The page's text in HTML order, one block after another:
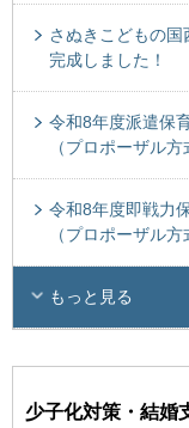
さぬきこどもの
完成しました！
令和8年度派遣保
（プロポーザル
令和8年度即戦力
（プロポーザル
もっと見る
少子化対策・結婚